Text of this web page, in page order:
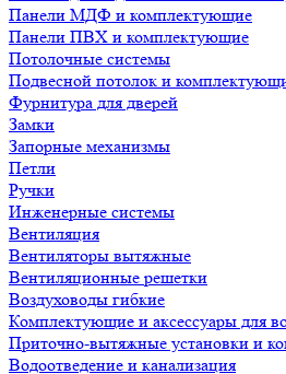
Панели МДФ и комплектующие
Панели ПВХ и комплектующие
Потолочные системы
Подвесной потолок и
Фурнитура для дверей
Замки
Запорные механизмы
Петли
Ручки
Инженерные системы
Вентиляция
Вентиляторы вытяжные
Вентиляционные решетки
Воздуховоды гибкие
Комплектующие и аксессуары для
Приточно-вытяжные установки и
Водоотведение и канализация